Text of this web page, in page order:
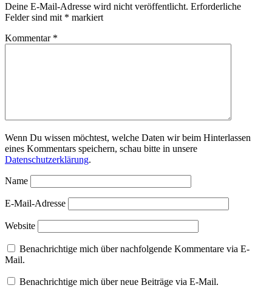
Deine E-Mail-Adresse wird nicht veröffentlicht. Erforderliche
Felder sind mit * markiert
Kommentar *
Wenn Du wissen möchtest, welche Daten wir beim Hinterlassen
eines Kommentars speichern, schau bitte in unsere
Datenschutzerklärung.
Name
E-Mail-Adresse
Website
Benachrichtige mich über nachfolgende Kommentare via E-
Mail.
Benachrichtige mich über neue Beiträge via E-Mail.